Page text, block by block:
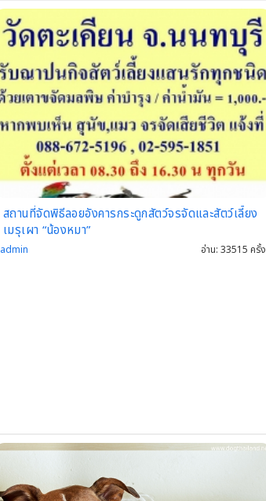
สถานที่จัดพิธีลอยอังคารกระดูกสัตว์จรจัดและสัตว์เลี้ยง
เมรุเผา “น้องหมา”
อ่าน: 33515 ครั้ง
admin